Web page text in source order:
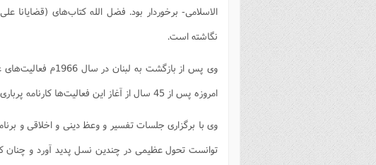
الاسلامی- برخوردار بود. فضل الله کتاب‌های (قضایانا
نگاشته است.
وی پس از بازگشت به
امروزه پس از 45 سال از آغاز این فعالیت‌ها کارنامه پرباری از آن در ابعاد مختلف مشهود است.
وی با برگزاری جلسات تفسیر و وعظ دینی و اخلاقی و
توانست تحول عظیمی در چندین نسل پدید آورد و چنان